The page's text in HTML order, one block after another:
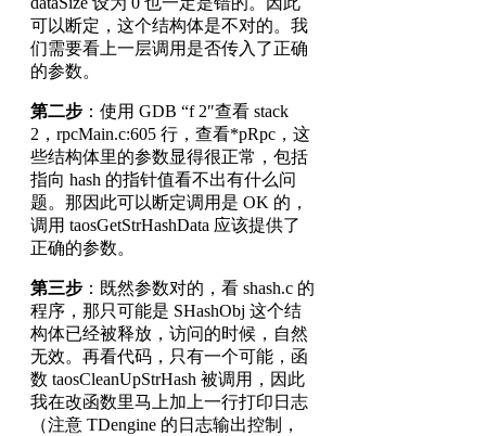
可以断定，这个结构体是不对的。我
们需要看上一层调用是否传入了正确
的参数。
第二步 ：使用 GDB “f 2″查看 stack
2，rpcMain.c:605 行，查看*pRpc，这
些结构体里的参数显得很正常，包括
指向 hash 的指针值看不出有什么问
题。那因此可以断定调用是 OK 的，
调用 taosGetStrHashData 应该提供了
正确的参数。
第三步 ：既然参数对的，看 shash.c 的
程序，那只可能是 SHashObj 这个结
构体已经被释放，访问的时候，自然
无效。再看代码，只有一个可能，函
数 taosCleanUpStrHash 被调用，因此
我在改函数里马上加上一行打印日志
（注意 TDengine 的日志输出控制，